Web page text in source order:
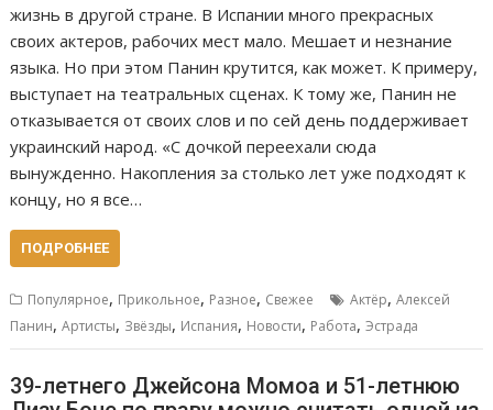
жизнь в другой стране. В Испании много прекрасных
своих актеров, рабочих мест мало. Мешает и незнание
языка. Но при этом Панин крутится, как может. К примеру,
выступает на театральных сценах. К тому же, Панин не
отказывается от своих слов и по сей день поддерживает
украинский народ. «С дочкой переехали сюда
вынужденно. Накопления за столько лет уже подходят к
концу, но я все…
ПОДРОБНЕЕ
Популярное, Прикольное, Разное, Свежее Актёр,Алексей
Панин,Артисты, Звёзды, Испания, Новости, Работа,Эстрада
39-летнего Джейсона Момоа и 51-летнюю